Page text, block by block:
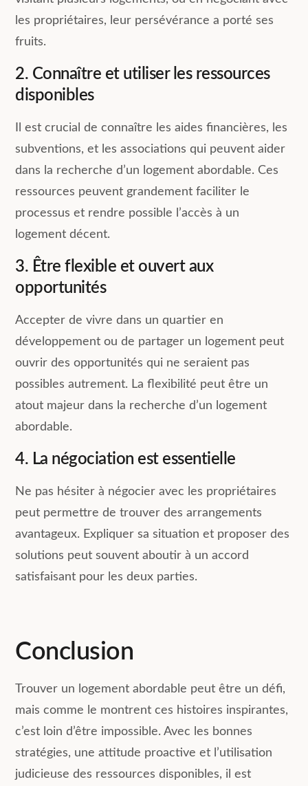
les propriétaires, leur persévérance a porté ses
fruits.
2. Connaître et utiliser les ressources
disponibles
Il est crucial de connaître les aides financières, les
subventions, et les associations qui peuvent aider
dans la recherche d’un logement abordable. Ces
ressources peuvent grandement faciliter le
processus et rendre possible l’accès à un
logement décent.
3. Être flexible et ouvert aux
opportunités
Accepter de vivre dans un quartier en
développement ou de partager un logement peut
ouvrir des opportunités qui ne seraient pas
possibles autrement. La flexibilité peut être un
atout majeur dans la recherche d’un logement
abordable.
4. La négociation est essentielle
Ne pas hésiter à négocier avec les propriétaires
peut permettre de trouver des arrangements
avantageux. Expliquer sa situation et proposer des
solutions peut souvent aboutir à un accord
satisfaisant pour les deux parties.
Conclusion
Trouver un logement abordable peut être un défi,
mais comme le montrent ces histoires inspirantes,
c’est loin d’être impossible. Avec les bonnes
stratégies, une attitude proactive et l’utilisation
judicieuse des ressources disponibles, il est